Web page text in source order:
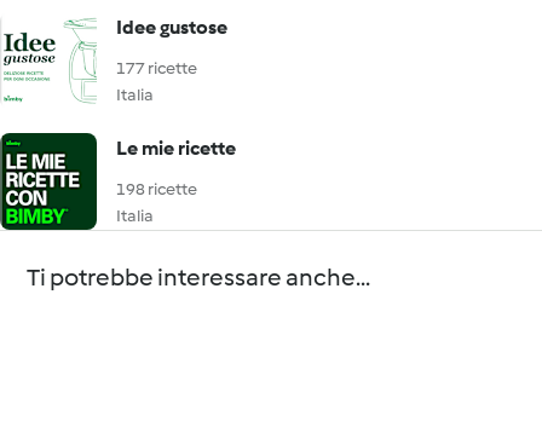
Idee gustose
177 ricette
Italia
Le mie ricette
198 ricette
Italia
Ti potrebbe interessare anche...